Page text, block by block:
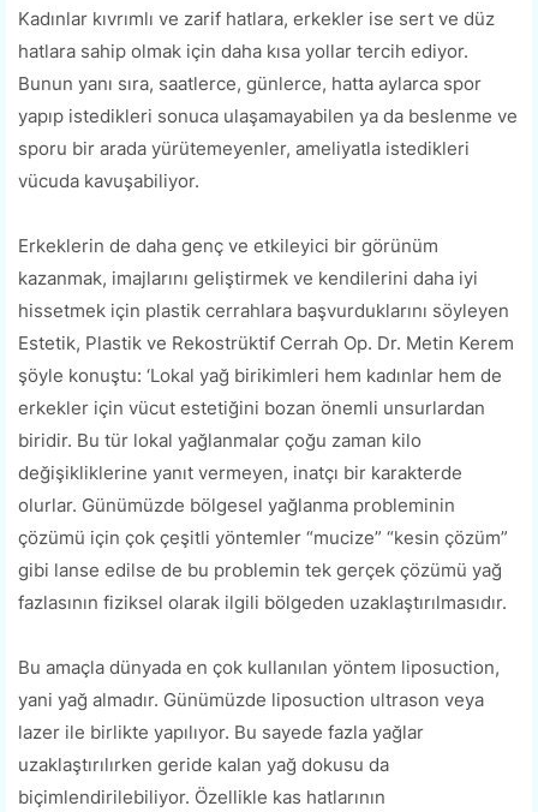
Kadınlar kıvrımlı ve zarif hatlara, erkekler ise sert ve düz
hatlara sahip olmak için daha kısa yollar tercih ediyor.
Bunun yanı sıra, saatlerce, günlerce, hatta aylarca spor
yapıp istedikleri sonuca ulaşamayabilen ya da beslenme ve
sporu bir arada yürütemeyenler, ameliyatla istedikleri
vücuda kavuşabiliyor.
Erkeklerin de daha genç ve etkileyici bir görünüm
kazanmak, imajlarını geliştirmek ve kendilerini daha iyi
hissetmek için plastik cerrahlara başvurduklarını söyleyen
Estetik, Plastik ve Rekostrüktif Cerrah Op. Dr. Metin Kerem
şöyle konuştu: ‘Lokal yağ birikimleri hem kadınlar hem de
erkekler için vücut estetiğini bozan önemli unsurlardan
biridir. Bu tür lokal yağlanmalar çoğu zaman kilo
değişikliklerine yanıt vermeyen, inatçı bir karakterde
olurlar. Günümüzde bölgesel yağlanma probleminin
çözümü için çok çeşitli yöntemler “mucize” “kesin çözüm”
gibi lanse edilse de bu problemin tek gerçek çözümü yağ
fazlasının fiziksel olarak ilgili bölgeden uzaklaştırılmasıdır.
Bu amaçla dünyada en çok kullanılan yöntem liposuction,
yani yağ almadır. Günümüzde liposuction ultrason veya
lazer ile birlikte yapılıyor. Bu sayede fazla yağlar
uzaklaştırılırken geride kalan yağ dokusu da
biçimlendirilebiliyor. Özellikle kas hatlarının